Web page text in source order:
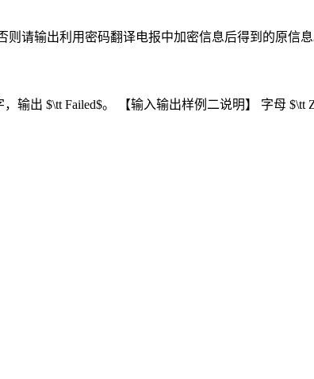
则请输出利用密码翻译电报中加密信息后得到的原信息
输出 $\tt Failed$。 【输入输出样例二说明】 字母 $\tt